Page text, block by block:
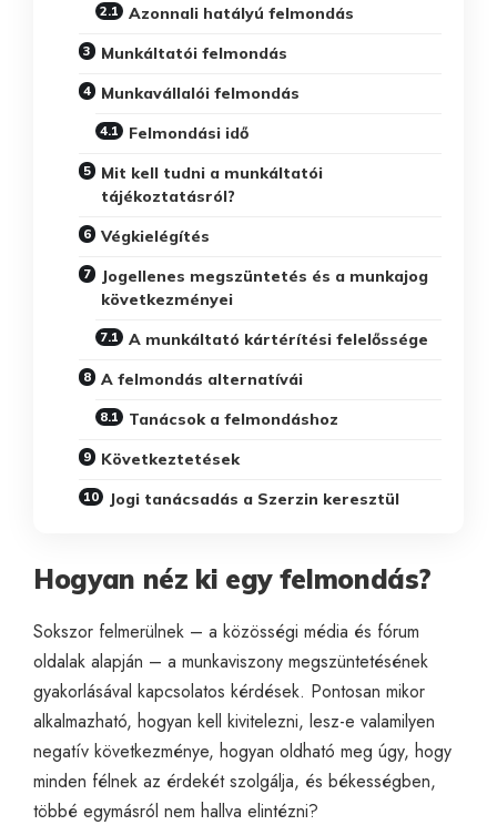
Azonnali hatályú felmondás
Munkáltatói felmondás
Munkavállalói felmondás
Felmondási idő
Mit kell tudni a munkáltatói
tájékoztatásról?
Végkielégítés
Jogellenes megszüntetés és a munkajog
következményei
A munkáltató kártérítési felelőssége
A felmondás alternatívái
Tanácsok a felmondáshoz
Következtetések
Jogi tanácsadás a Szerzin keresztül
Hogyan néz ki egy felmondás?
Sokszor felmerülnek – a közösségi média és fórum
oldalak alapján – a munkaviszony megszüntetésének
gyakorlásával kapcsolatos kérdések. Pontosan mikor
alkalmazható, hogyan kell kivitelezni, lesz-e valamilyen
negatív következménye, hogyan oldható meg úgy, hogy
minden félnek az érdekét szolgálja, és békességben,
többé egymásról nem hallva elintézni?